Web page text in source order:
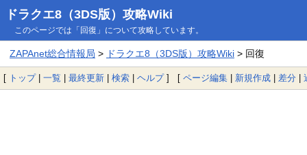
ドラクエ8（3DS版）攻略Wiki
このページでは「回復」について攻略しています。
ZAPAnet総合情報局 > ドラクエ8（3DS版）攻略Wiki> 回復
[ トップ| 一覧 | 最終更新 | 検索 | ヘルプ] [ ページ編集 | 新規作成 | 差分 |